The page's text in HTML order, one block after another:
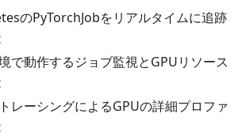
のPyTorchJobをリアルタイムに追跡
で動作するジョブ監視とGPUリソース
レーシングによるGPUの詳細プロファ